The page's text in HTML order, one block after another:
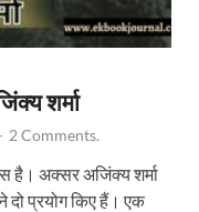
शर्मा
2 Comments.
है। अक्सर अजिंक्य शर्मा
दो प्रयोग किए हैं। एक